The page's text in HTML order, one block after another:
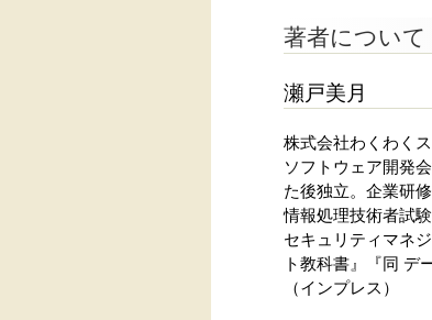
著者について
瀬戸美月
株式会社わくわく
ソフトウェア開発
た後独立。企業研
情報処理技術者試
セキュリティマネ
ト教科書』『同 デ
（インプレス）